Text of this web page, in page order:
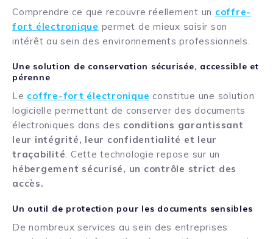
Comprendre ce que recouvre réellement un coffre-
fort électronique permet de mieux saisir son
intérêt au sein des environnements professionnels.
Une solution de conservation sécurisée, accessible et
pérenne
Le coffre-fort électronique constitue une solution
logicielle permettant de conserver des documents
électroniques dans des conditions garantissant
leur intégrité, leur confidentialité et leur
traçabilité. Cette technologie repose sur un
hébergement sécurisé, un contrôle strict des
accès.
Un outil de protection pour les documents sensibles
De nombreux services au sein des entreprises